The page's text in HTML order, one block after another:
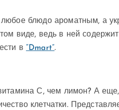
блюдо ароматным, а
виде, ведь в ней
в “Dmart”.
С, чем лимон? А
клетчатки.